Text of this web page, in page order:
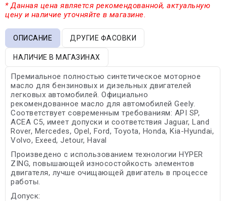
* Данная цена является рекомендованной, актуальную
цену и наличие уточняйте в магазине.
ОПИСАНИЕ ДРУГИЕ ФАСОВКИ
НАЛИЧИЕ В МАГАЗИНАХ
Премиальное полностью синтетическое моторное
масло для бензиновых и дизельных двигателей
легковых автомобилей. Официально
рекомендованное масло для автомобилей Geely.
Соответствует современным требованиям: API SP,
ACEA C5, имеет допуски и соответствия Jaguar, Land
Rover, Mercedes, Opel, Ford, Toyota, Honda, Kia-Hyundai,
Volvo, Exeed, Jetour, Haval
Произведено с использованием технологии HYPER
ZING, повышающей износостойкость элементов
двигателя, лучше очищающей двигатель в процессе
работы.
Допуск: